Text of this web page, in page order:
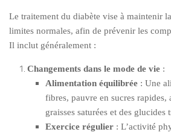
Le traitement du diabète vise à maintenir
limites normales, afin de prévenir les
Il inclut généralement :
Changements dans le mode de vie :
Alimentation équilibrée : Une
fibres, pauvre en sucres
graisses saturées et des glucides
Exercice régulier : L’activité